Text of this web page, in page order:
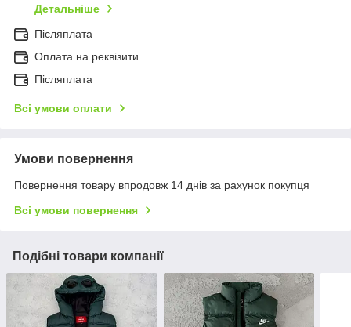
Детальніше
Післяплата
Оплата на реквізити
Післяплата
Всі умови оплати
Умови повернення
Повернення товару впродовж 14 днів за рахунок покупця
Всі умови повернення
Подібні товари компанії